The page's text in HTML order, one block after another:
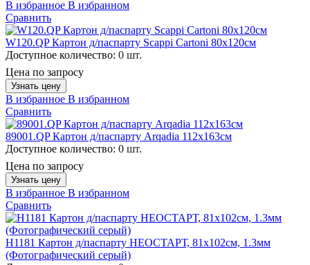
В избранное В избранном
Сравнить
W120.QP Картон д/паспарту Scappi Cartoni 80х120см
Доступное количество: 0 шт.
Цена по запросу
Узнать цену
В избранное В избранном
Сравнить
89001.QP Картон д/паспарту Arqadia 112х163см
Доступное количество: 0 шт.
Цена по запросу
Узнать цену
В избранное В избранном
Сравнить
H1181 Картон д/паспарту НЕОСТАРТ, 81x102см, 1.3мм
(Фотографический серый)